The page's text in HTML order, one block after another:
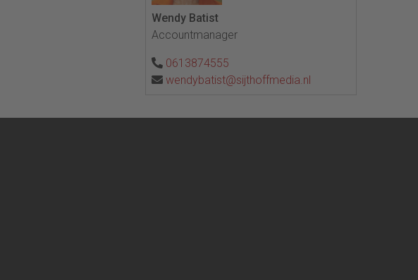
Wendy Batist
Accountmanager
0613874555
wendybatist@sijthoffmedia.nl